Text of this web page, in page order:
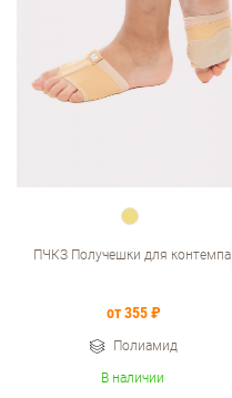
ПЧКЗ Получешки для контемпа
от 355 ₽
Полиамид
В наличии